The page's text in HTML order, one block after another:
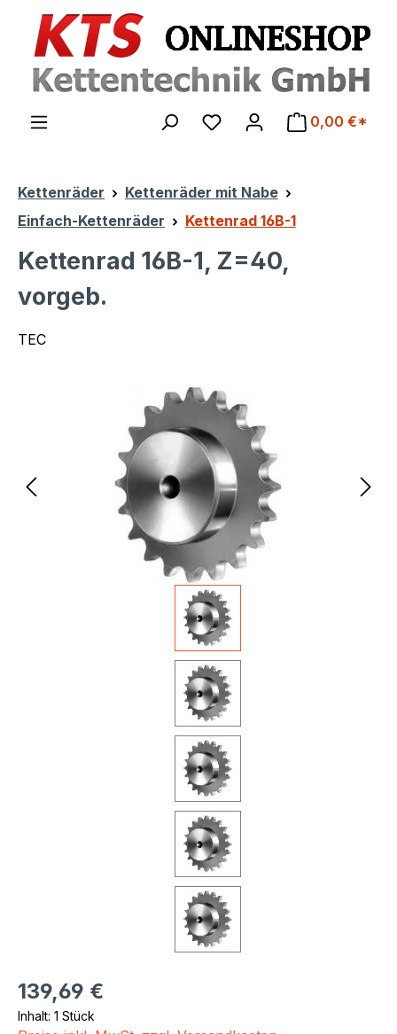
Zum Hauptinhalt springen
0,00 €*
Kettenräder
Kettenräder mit Nabe
Einfach-Kettenräder
Kettenrad 16B-1
Kettenrad 16B-1, Z=40,
vorgeb.
TEC
Bildergalerie überspringen
Regulärer Preis:
139,69 €
Inhalt: 1 Stück